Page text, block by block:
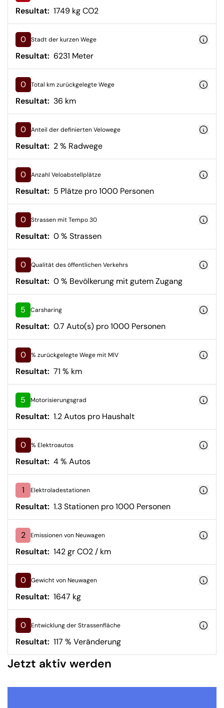
Resultat: 1749 kg CO2
0 Stadt der kurzen Wege
Resultat: 6231 Meter
0 Total km zurückgelegte Wege
Resultat: 36 km
0 Anteil der definierten Velowege
Resultat: 2 % Radwege
0 Anzahl Veloabstellplätze
Resultat: 5 Plätze pro 1000 Personen
0 Strassen mit Tempo 30
Resultat: 0 % Strassen
0 Qualität des öffentlichen Verkehrs
Resultat: 0 % Bevölkerung mit gutem Zugang
5 Carsharing
Resultat: 0.7 Auto(s) pro 1000 Personen
0 % zurückgelegte Wege mit MIV
Resultat: 71 % km
5 Motorisierungsgrad
Resultat: 1.2 Autos pro Haushalt
0 % Elektroautos
Resultat: 4 % Autos
1 Elektroladestationen
Resultat: 1.3 Stationen pro 1000 Personen
2 Emissionen von Neuwagen
Resultat: 142 gr CO2 / km
0 Gewicht von Neuwagen
Resultat: 1647 kg
0 Entwicklung der Strassenfläche
Resultat: 117 % Veränderung
Jetzt aktiv werden